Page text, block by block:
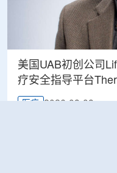
美国UAB初创公司
疗安全指导平台
医疗 2026-08-08